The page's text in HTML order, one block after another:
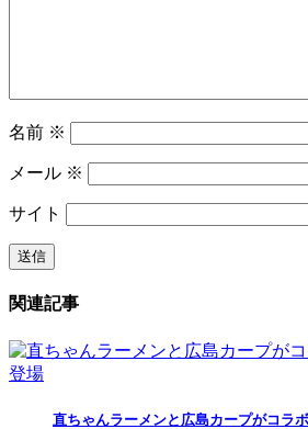
名前 ※
メール ※
サイト
関連記事
直ちゃんラーメンと広島カープがコラ